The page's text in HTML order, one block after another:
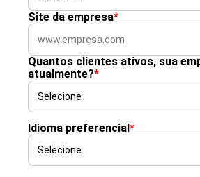
Site da empresa*
Quantos clientes ativos, sua
atualmente?*
Idioma preferencial*